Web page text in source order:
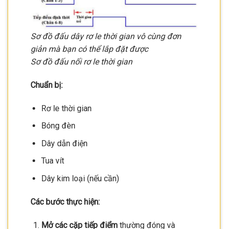
Sơ đồ đấu dây rơ le thời gian vô cùng đơn
giản mà bạn có thể lắp đặt được
Sơ đồ đấu nối rơ le thời gian
Chuẩn bị:
Rơ le thời gian
Bóng đèn
Dây dẫn điện
Tua vít
Dây kim loại (nếu cần)
Các bước thực hiện:
Mở các cặp tiếp điểmthường đóng và